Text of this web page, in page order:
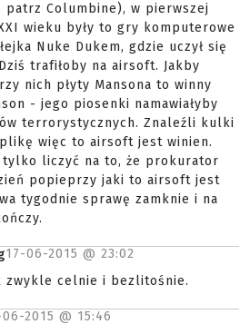
patrz Columbine), w pierwszej
wieku były to gry komputerowe
Nuke Dukem, gdzie uczył się
trafiłoby na airsoft. Jakby
nich płyty Mansona to winny
- jego piosenki namawiałyby
terrorystycznych. Znaleźli kulki
więc to airsoft jest winien.
tylko liczyć na to, że prokurator
popieprzy jaki to airsoft jest
tygodnie sprawę zamknie i na
17-06-2015 @ 23:02
zwykle celnie i bezlitośnie.
2015 @ 15:46